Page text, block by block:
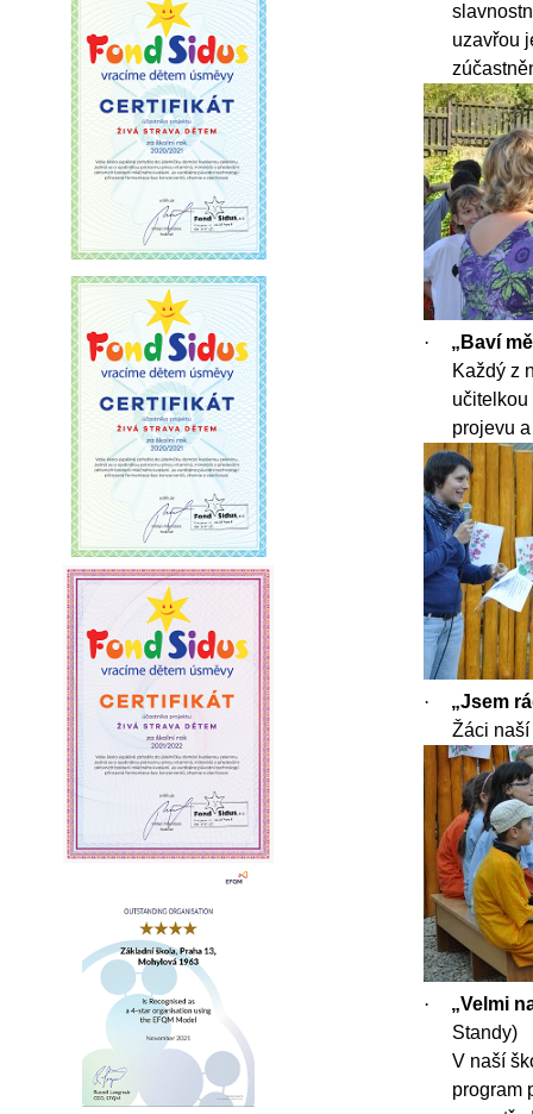
uzavřou
·
„Baví
Každý z
učitelkou
projevu
·
„Jsem
Žáci
·
„Velmi
Standy)
V naší
program